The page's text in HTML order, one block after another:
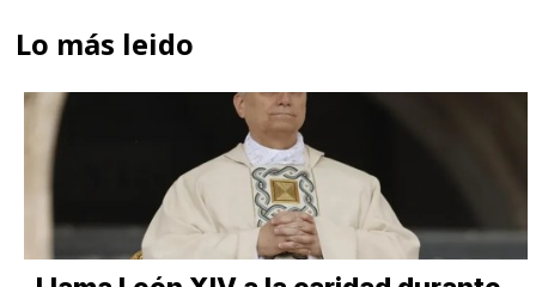
Lo más leido